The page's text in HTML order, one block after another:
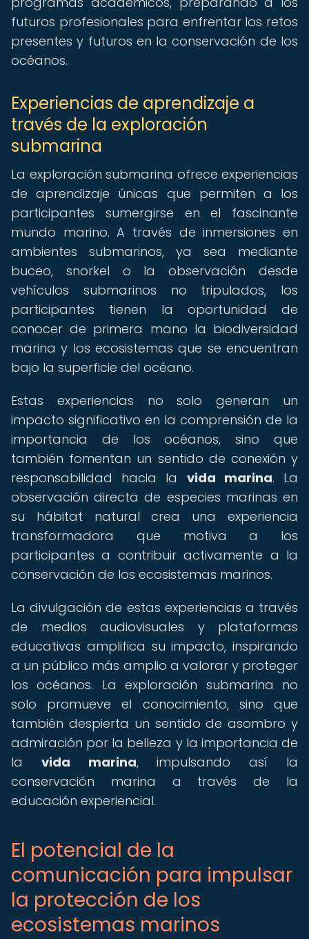
futuros profesionales para enfrentar los retos
presentes y futuros en la conservación de los
océanos.
Experiencias de aprendizaje a
través de la exploración
submarina
La exploración submarina ofrece experiencias
de aprendizaje únicas que permiten a los
participantes sumergirse en el fascinante
mundo marino. A través de inmersiones en
ambientes submarinos, ya sea mediante
buceo, snorkel o la observación desde
vehículos submarinos no tripulados, los
participantes tienen la oportunidad de
conocer de primera mano la biodiversidad
marina y los ecosistemas que se encuentran
bajo la superficie del océano.
Estas experiencias no solo generan un
impacto significativo en la comprensión de la
importancia de los océanos, sino que
también fomentan un sentido de conexión y
responsabilidad hacia la vida marina. La
observación directa de especies marinas en
su hábitat natural crea una experiencia
transformadora que motiva a los
participantes a contribuir activamente a la
conservación de los ecosistemas marinos.
La divulgación de estas experiencias a través
de medios audiovisuales y plataformas
educativas amplifica su impacto, inspirando
a un público más amplio a valorar y proteger
los océanos. La exploración submarina no
solo promueve el conocimiento, sino que
también despierta un sentido de asombro y
admiración por la belleza y la importancia de
la vida marina, impulsando así la
conservación marina a través de la
educación experiencial.
El potencial de la
comunicación para impulsar
la protección de los
ecosistemas marinos